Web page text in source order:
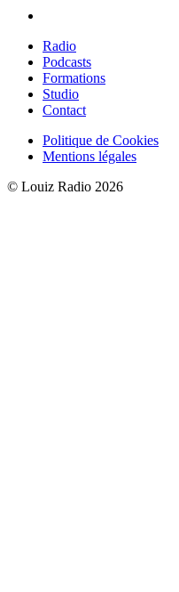
Radio
Podcasts
Formations
Studio
Contact
Politique de Cookies
Mentions légales
© Louiz Radio 2026